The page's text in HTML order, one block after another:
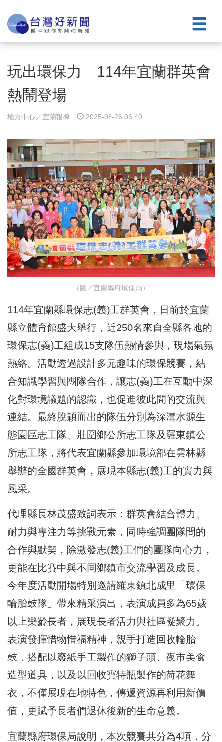
玩出環保力 114年宜蘭群英會
熱鬧登場
地方中心／宜蘭報導 2025-08-26 06:40
（圖／宜蘭縣府環保局）
114年宜蘭縣環保志(義)工群英會，日前於宜蘭
縣立體育館盛大舉行，近250名來自全縣各地的
環保志(義)工組成15支隊伍熱情參與，現場氣氛
熱絡。活動透過設計多元趣味的環保競賽，結
合知識學習與團隊合作，讓志(義)工在互動中深
化對環境議題的認識，也促進彼此間的交流與
連結。最終脫穎而出的隊伍分別為深溝水源生
態園區志工隊、壯圍鄉公所志工隊及羅東鎮公
所志工隊，將代表宜蘭縣參加環境部在雲林縣
舉辦的全國群英會，展現本縣志(義)工的實力與
風采。
代理縣長林茂盛致詞表示：群英會結合體力、
耐力與專注力等挑戰元素，同時強調團隊間的
合作與默契，除激發志(義)工們的團隊向心力，
更能在比賽中與不同鄉鎮市交流學習及成長。
今年度活動開場特別邀請羅東鎮北成里「環保
輪胎鼓隊」帶來精采演出，表演成員多為65歲
以上樂齡長者，展現長者活力與社區凝聚力。
表演發揮惜物惜福精神，親手打造回收輪胎
鼓，搭配以廢紙手工製作的獅子頭、夜市美食
造型道具，以及以回收寶特瓶製作的荷花舞
衣，不僅展現在地特色，傳遞資源再利用新價
值，更賦予長者們退休後新的生命意義。
宜蘭縣府環保局說明，本次競賽共分為4項，分